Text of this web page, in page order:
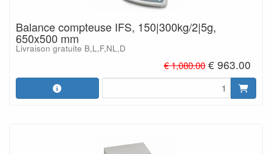
Balance compteuse IFS, 150|300kg/2|5g,
650x500 mm
Livraison gratuite B,L,F,NL,D
€ 1,080.00 € 963.00